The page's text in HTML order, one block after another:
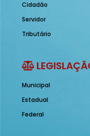
Cidadão
Servidor
Tributário
Municipal
Estadual
Federal